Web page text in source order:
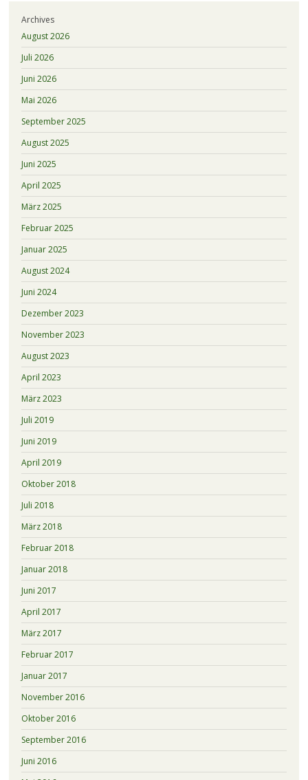
Archives
August 2026
Juli 2026
Juni 2026
Mai 2026
September 2025
August 2025
Juni 2025
April 2025
März 2025
Februar 2025
Januar 2025
August 2024
Juni 2024
Dezember 2023
November 2023
August 2023
April 2023
März 2023
Juli 2019
Juni 2019
April 2019
Oktober 2018
Juli 2018
März 2018
Februar 2018
Januar 2018
Juni 2017
April 2017
März 2017
Februar 2017
Januar 2017
November 2016
Oktober 2016
September 2016
Juni 2016